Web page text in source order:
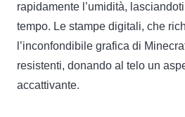
rapidamente l’umidità,
tempo. Le stampe digitali, che
l’inconfondibile grafica di
resistenti, donando al telo un
accattivante.